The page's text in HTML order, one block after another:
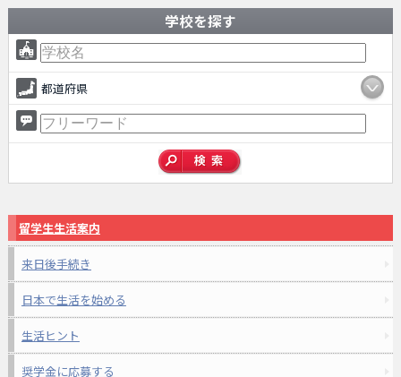
学校を探す
都道府県
留学生生活案内
来日後手続き
日本で生活を始める
生活ヒント
奨学金に応募する